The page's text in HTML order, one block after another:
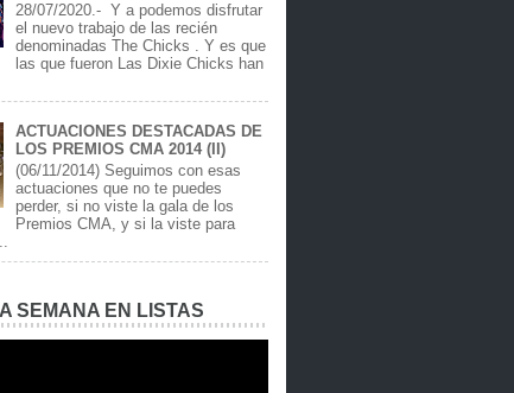
28/07/2020.- Y a podemos disfrutar
el nuevo trabajo de las recién
denominadas The Chicks . Y es que
las que fueron Las Dixie Chicks han
ACTUACIONES DESTACADAS DE
LOS PREMIOS CMA 2014 (II)
(06/11/2014) Seguimos con esas
actuaciones que no te puedes
perder, si no viste la gala de los
Premios CMA, y si la viste para
SEMANA EN LISTAS